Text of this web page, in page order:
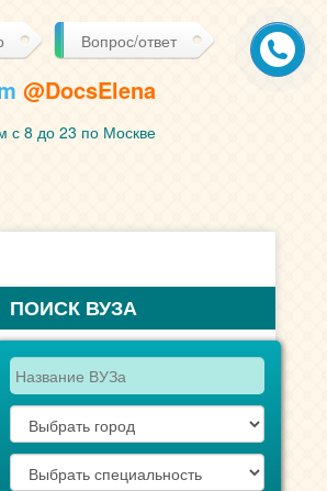
Вопрос/ответ
@DocsElena
с 8 до 23 по Москве
ПОИСК ВУЗА